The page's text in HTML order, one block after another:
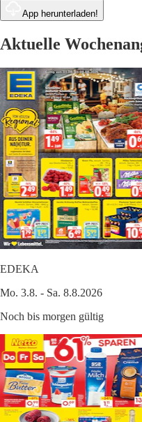
App herunterladen!
Aktuelle
EDEKA
Mo. 3.8. - Sa. 8.8.2026
Noch bis morgen gültig